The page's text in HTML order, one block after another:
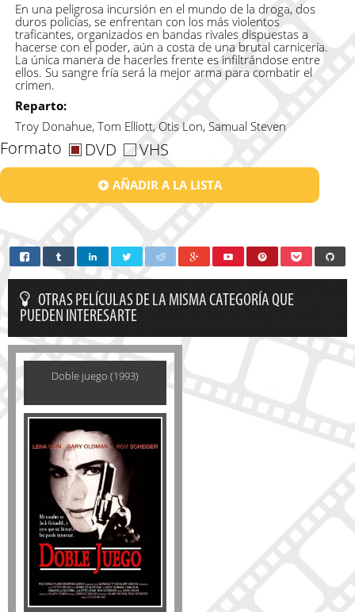
En una peligrosa incursión en el mundo de la droga, dos
duros policías, se enfrentan con los más violentos
traficantes, organizados en bandas rivales dispuestas a
hacerse con el poder, aún a costa de una brutal carnicería.
La única manera de hacerles frente es infiltrándose entre
ellos. Su sangre fría será la mejor arma para combatir el
crimen.
Reparto:
Troy Donahue, Tom Elliott, Otis Lon, Samual Steven
Formato DVD VHS
AÑADIR A LA LISTA
OTRAS PELÍCULAS DE LA MISMA CATEGORÍA QUE
PUEDEN INTERESARTE
Doble juego (1993)